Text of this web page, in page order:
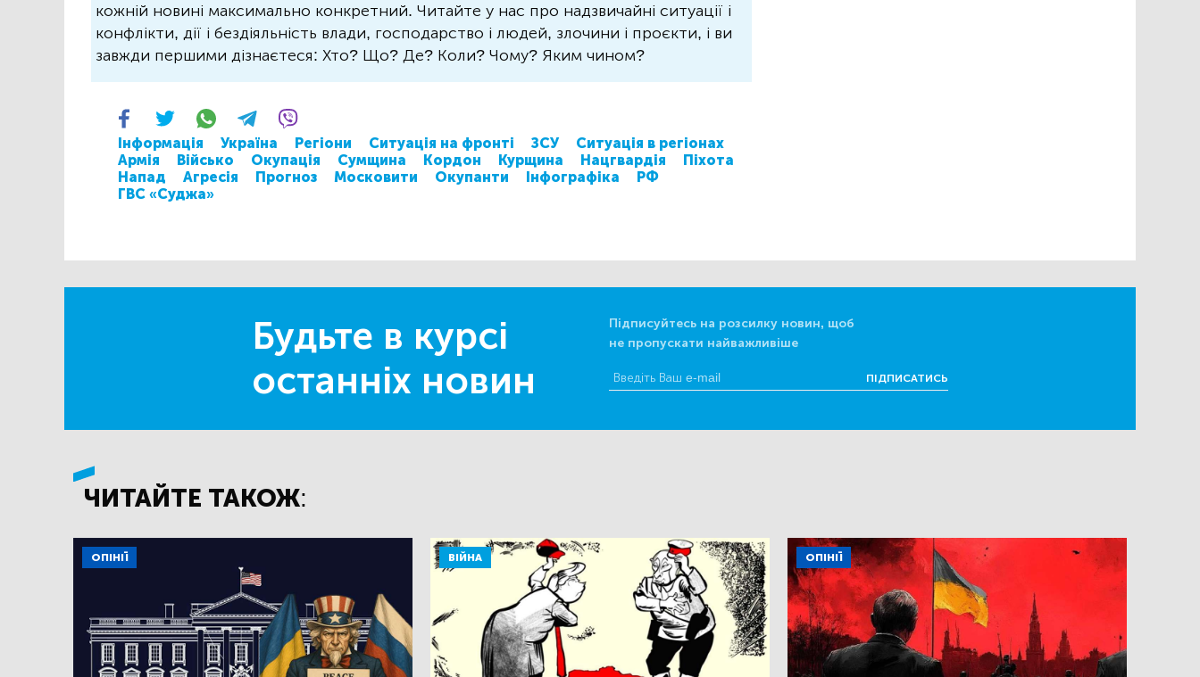
кожній новині максимально конкретний. Читайте у нас про надзвичайні ситуації і
конфлікти, дії і бездіяльність влади, господарство і людей, злочини і проєкти, і ви
завжди першими дізнаєтеся: Хто? Що? Де? Коли? Чому? Яким чином?
Інформація Україна Регіони Ситуація на фронті ЗСУ
Ситуація в регіонах
Армія
Військо Окупація Сумщина Кордон Курщина Нацгвардія
Піхота
Напад
Агресія Прогноз Московити Окупанти Інфографіка
РФ
ГВС «Суджа»
Будьте в курсі
останніх новин
Підписуйтесь на розсилку новин, щоб
не пропускати найважливіше
ПІДПИСАТИСЬ
ЧИТАЙТЕ ТАКОЖ:
ОПІНІЇ ВІЙНА ОПІНІЇ